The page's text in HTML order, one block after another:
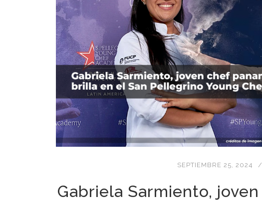
SEPTIEMBRE 25, 2024
Gabriela Sarmiento,